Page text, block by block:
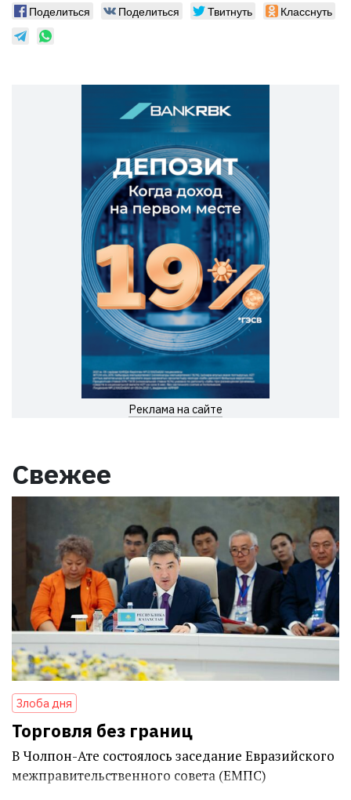
Поделиться Поделиться Твитнуть Класснуть
Реклама на сайте
Свежее
Злоба дня
Торговля без границ
В Чолпон-Ате состоялось заседание Евразийского
межправительственного совета (ЕМПС)